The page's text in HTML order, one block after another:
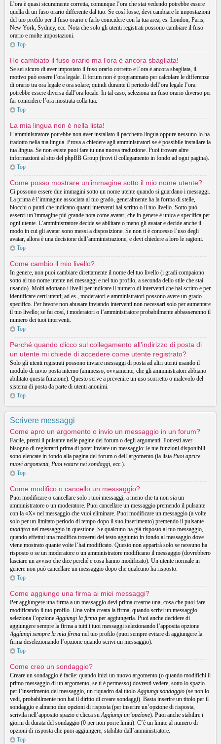
L’ora è quasi sicuramente corretta, comunque l’ora che stai vedendo potrebbe essere
quella di un fuso orario differente dal tuo. Se cosí fosse, devi cambiare le impostazioni
del tuo profilo per il fuso orario e farlo coincidere con la tua area, es. London, Paris,
New York, Sydney, ecc. Nota che solo gli utenti registrati possono cambiare il fuso
orario e molte impostazioni.
Top
Ho cambiato il fuso orario ma l’ora è ancora sbagliata!
Se sei sicuro di aver impostato il fuso orario corretto e l’ora è ancora sbagliata, il
motivo può essere l’ora legale. Il forum non è programmato per calcolare le differenze
di orario tra ora legale e ora solare; quindi durante il periodo dell’ora legale l’ora
potrebbe essere diversa dall’ora locale. In tal caso, seleziona un fuso orario diverso per
far coincidere l’ora mostrata colla tua.
Top
La mia lingua non è nella lista!
L’amministratore potrebbe non aver installato il pacchetto lingua oppure nessuno lo ha
tradotto nella tua lingua. Prova a chiedere agli amministratori se è possibile installare la
tua lingua. Se non esiste puoi fare tu una nuova traduzione. Puoi trovare altre
informazioni al sito del phpBB Group (trovi il collegamento in fondo ad ogni pagina).
Top
Come posso mostrare un’immagine sotto il mio nome utente?
Ci possono essere due immagini sotto un nome utente quando si guardano i messaggi.
La prima è l’immagine associata al tuo grado, generalmente ha la forma di stelle,
blocchi o punti che indicano quanti interventi hai scritto o il tuo livello. Sotto può
esserci un’immagine piú grande nota come avatar, che in genere è unica e specifica per
ogni utente. L’amministratore decide se abilitare o meno gli avatar e decide anche il
modo in cui gli avatar sono messi a disposizione. Se non ti è concesso l’uso degli
avatar, allora è una decisione dell’amministrazione, e devi chiedere a loro le ragioni.
Top
Come cambio il mio livello?
In genere, non puoi cambiare direttamente il nome del tuo livello (i gradi compaiono
sotto al tuo nome utente nei messaggi e nel tuo profilo, a seconda dello stile che stai
usando). Molti adottano i livelli per indicare il numero di interventi che hai scritto e per
identificare certi utenti; ad es., moderatori e amministratori possono avere un grado
specifico. Per favore non abusare inviando interventi non necessari solo per aumentare
il tuo livello; se fai cosí, i moderatori o l’amministratore probabilmente abbasseranno il
numero dei tuoi interventi.
Top
Perché quando clicco sul collegamento all’indirizzo di posta di
un utente mi chiede di accedere come utente registrato?
Solo gli utenti registrati possono inviare messaggi di posta ad altri utenti usando il
modulo di invio posta interno (ammesso, ovviamente, che gli amministratori abbiano
abilitato questa funzione). Questo serve a prevenire un uso scorretto o malevolo del
sistema di posta da parte di utenti anonimi.
Top
Scrivere messaggi
Come apro un argomento o invio un messaggio in un forum?
Facile, premi il pulsante nelle pagine dei forum o degli argomenti. Potresti aver
bisogno di registrarti prima di poter inviare un messaggio: le tue funzioni disponibili
sono elencate in fondo alla pagina del forum o dell’argomento (la lista Puoi aprire
nuovi argomenti, Puoi votare nei sondaggi, ecc.).
Top
Come modifico o cancello un messaggio?
Puoi modificare o cancellare solo i tuoi messaggi, a meno che tu non sia un
amministratore o un moderatore. Puoi cancellare un messaggio premendo il pulsante
con la «X» nel messaggio che vuoi eliminare. Puoi modificare un messaggio (a volte
solo per un limitato periodo di tempo dopo il suo inserimento) premendo il pulsante
modifica nel messaggio in questione. Se qualcuno ha già risposto al tuo messaggio,
quando effettui una modifica troverai del testo aggiunto in fondo al messaggio dove
viene mostrato quante volte l’hai modificato. Questo non apparirà solo se nessuno ha
risposto o se un moderatore o un amministratore modificano il messaggio (dovrebbero
lasciare un avviso che dice perché e cosa hanno modificato). Un utente normale in
genere non può cancellare un messaggio dopo che qualcuno ha risposto.
Top
Come aggiungo una firma ai miei messaggi?
Per aggiungere una firma a un messaggio devi prima crearne una, cosa che puoi fare
modificando il tuo profilo. Una volta creata la firma, quando scrivi un messaggio
seleziona l’opzioneAggiungi la firma per aggiungerla. Puoi anche decidere di
aggiungere sempre la firma a tutti i tuoi messaggi selezionando l’apposita opzione
Aggiungi sempre la mia firma nel tuo profilo (puoi sempre evitare di aggiungere la
firma deselezionando l’opzione quando scrivi un messaggio).
Top
Come creo un sondaggio?
Creare un sondaggio è facile: quando inizi un nuovo argomento (o quando modifichi il
primo messaggio di un argomento, se ti è permesso) dovresti vedere, sotto lo spazio
per l’inserimento del messaggio, un riquadro dal titoloAggiungi sondaggio (se non lo
vedi, probabilmente non hai il diritto di creare sondaggi). Basta inserire un titolo per il
sondaggio e almeno due opzioni di risposta (per inserire un’opzione di risposta,
scrivila nell’apposito spazio e clicca suAggiungi un’opzione). Puoi anche stabilire i
giorni di durata del sondaggio (0 per non porre limiti). C’è un limite al numero di
opzioni di risposta che puoi aggiungere, stabilito dall’amministratore.
Top